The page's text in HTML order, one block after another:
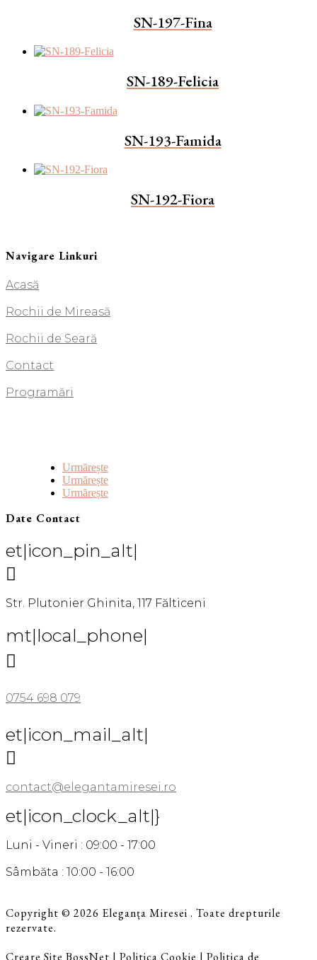
SN-197-Fina
SN-189-Felicia
SN-193-Famida
SN-192-Fiora
Navigare Linkuri
Acasă
Rochii de Mireasă
Rochii de Seară
Contact
Programări
Urmărește
Urmărește
Urmărește
Date Contact
et|icon_pin_alt|

Str. Plutonier Ghinita, 117 Fălticeni
mt|local_phone|

0754 698 079
et|icon_mail_alt|

contact@elegantamiresei.ro
et|icon_clock_alt|}
Luni - Vineri : 09:00 - 17:00
Sâmbăta : 10:00 - 16:00
Copyright © 2026 Eleganța Miresei . Toate drepturile
rezervate.
Creare Site BossNet | Politica Cookie | Politica de